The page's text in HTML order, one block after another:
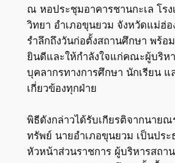
ณ หอประชุมอาคารชานกะเล โรง
วิทยา อำเภอขุนยวม จังหวัดแม่ฮ่อ
รำลึกถึงวันก่อตั้งสถานศึกษา พร้อ
ยินดีและให้กำลังใจแก่คณะผู้บริห
บุคลากรทางการศึกษา นักเรียน แ
เกี่ยวข้องทุกฝ่าย
พิธีดังกล่าวได้รับเกียรติจากนาย
ทรัพย์ นายอำเภอขุนยวม เป็นปร
หัวหน้าส่วนราชการ ผู้บริหารสถา